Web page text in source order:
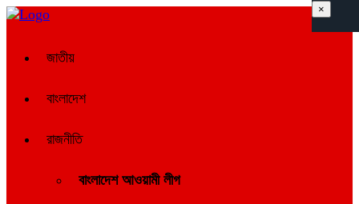
জাতীয়
বাংলাদেশ
রাজনীতি
বাংলাদেশ আওয়ামী লীগ
×